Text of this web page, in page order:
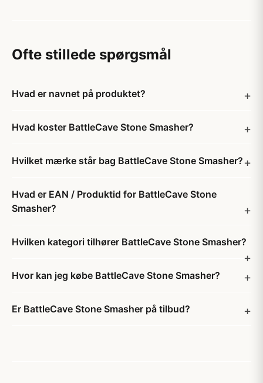
Ofte stillede spørgsmål
Hvad er navnet på produktet?
Hvad koster BattleCave Stone Smasher?
Hvilket mærke står bag BattleCave Stone Smasher?
Hvad er EAN / Produktid for BattleCave Stone
Smasher?
Hvilken kategori tilhører BattleCave Stone Smasher?
Hvor kan jeg købe BattleCave Stone Smasher?
Er BattleCave Stone Smasher på tilbud?